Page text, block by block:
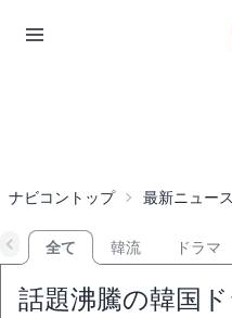
ナビコントップ 最新ニュース
全て 韓流 ドラマ
話題沸騰の韓国